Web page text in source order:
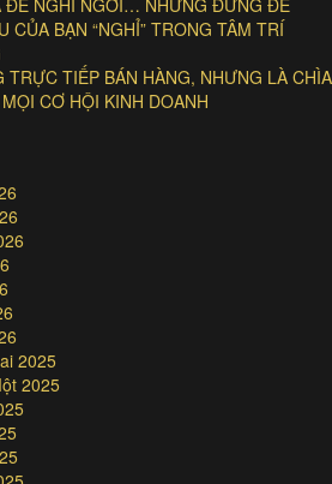
ĐỂ NGHỈ NGƠI… NHƯNG ĐỪNG ĐỂ
CỦA BẠN “NGHỈ” TRONG TÂM TRÍ
TRỰC TIẾP BÁN HÀNG, NHƯNG LÀ CHÌA
CƠ HỘI KINH DOANH
2025
2025